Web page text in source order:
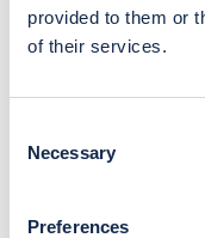
provided to them or
of their services.
Selection
Necessary
Preferences
Prezzo scontato
€62,30Prezzo
€89,00
Taglia: